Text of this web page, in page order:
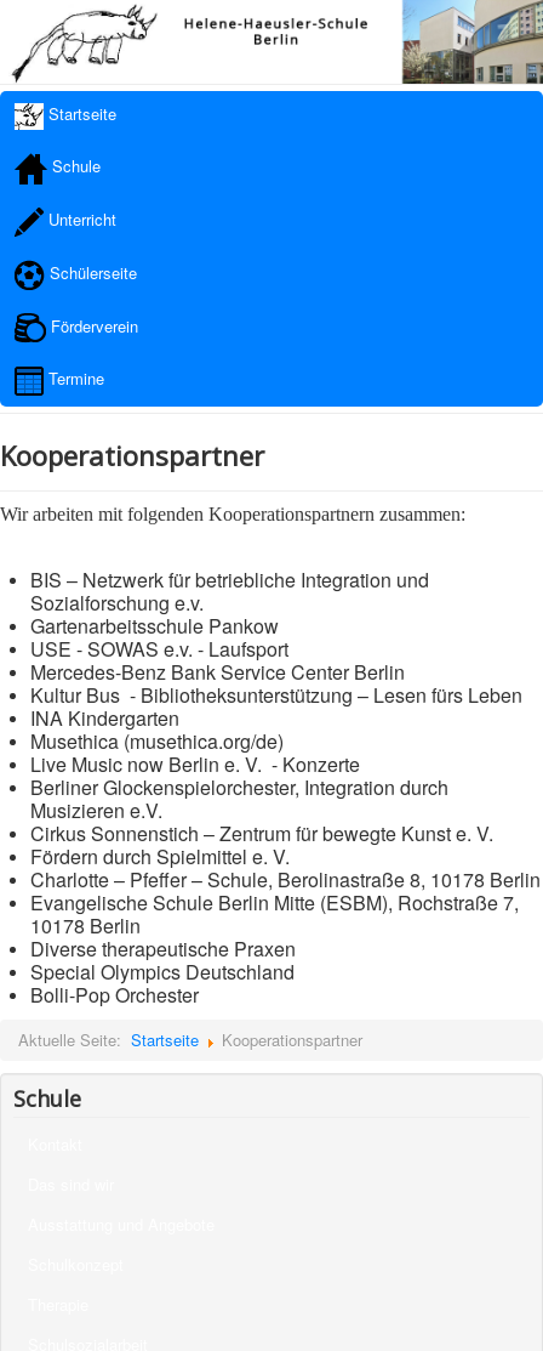
Startseite
Schule
Unterricht
Schülerseite
Förderverein
Termine
Kooperationspartner
Wir arbeiten mit folgenden Kooperationspartnern zusammen:
BIS – Netzwerk für betriebliche Integration und
Sozialforschung e.v.
Gartenarbeitsschule Pankow
USE - SOWAS e.v. - Laufsport
Mercedes-Benz Bank Service Center Berlin
Kultur Bus - Bibliotheksunterstützung – Lesen fürs Leben
INA Kindergarten
Musethica (musethica.org/de)
Live Music now Berlin e. V. - Konzerte
Berliner Glockenspielorchester, Integration durch
Musizieren e.V.
Cirkus Sonnenstich – Zentrum für bewegte Kunst e. V.
Fördern durch Spielmittel e. V.
Charlotte – Pfeffer – Schule, Berolinastraße 8, 10178 Berlin
Evangelische Schule Berlin Mitte (ESBM), Rochstraße 7,
10178 Berlin
Diverse therapeutische Praxen
Special Olympics Deutschland
Bolli-Pop Orchester
Aktuelle Seite: Startseite Kooperationspartner
Schule